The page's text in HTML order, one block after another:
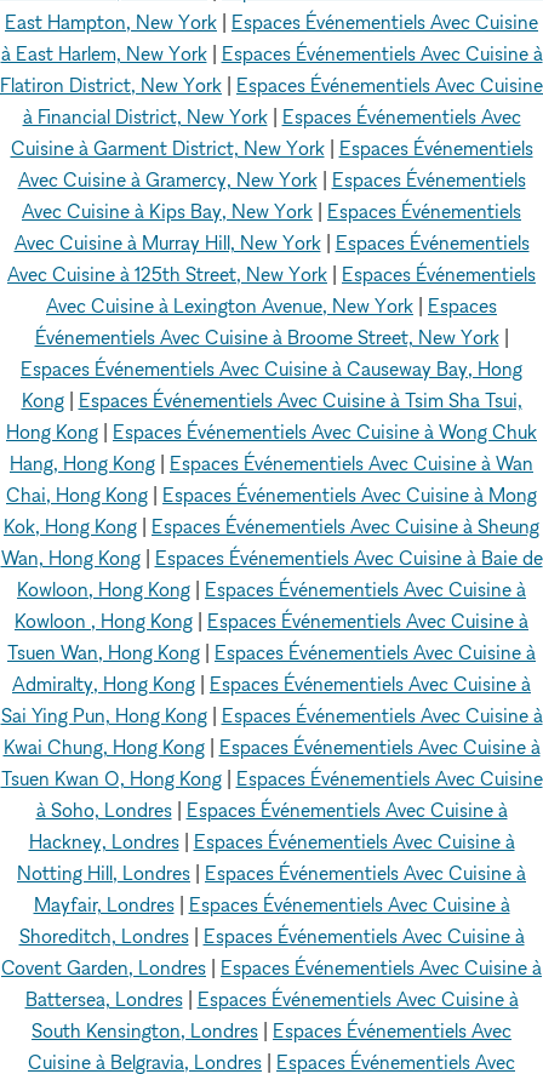
East Hampton, New York
Espaces Événementiels Avec Cuisine
à East Harlem, New York| Espaces Événementiels Avec Cuisine à
Flatiron District, New York
Espaces Événementiels Avec Cuisine
à Financial District, New York| Espaces Événementiels Avec
Cuisine à Garment District, New York| Espaces Événementiels
Avec Cuisine à Gramercy, New York| Espaces Événementiels
Avec Cuisine à Kips Bay, New York
Espaces Événementiels
Avec Cuisine à Murray Hill, New York| Espaces Événementiels
Avec Cuisine à 125th Street, New York
Espaces Événementiels
Avec Cuisine à Lexington Avenue, New York
Espaces
Événementiels Avec Cuisine à Broome Street, New York|
Espaces Événementiels Avec Cuisine à Causeway Bay, Hong
Kong| Espaces Événementiels Avec Cuisine à Tsim Sha Tsui,
Hong Kong
Espaces Événementiels Avec Cuisine à Wong Chuk
Hang, Hong Kong
Espaces Événementiels Avec Cuisine à Wan
Chai, Hong Kong
Espaces Événementiels Avec Cuisine à Mong
Kok, Hong Kong
Espaces Événementiels Avec Cuisine à Sheung
Wan, Hong Kong| Espaces Événementiels Avec Cuisine à Baie de
Kowloon, Hong Kong
Espaces Événementiels Avec Cuisine à
Kowloon , Hong Kong
Espaces Événementiels Avec Cuisine à
Tsuen Wan, Hong Kong
Espaces Événementiels Avec Cuisine à
Admiralty, Hong Kong
Espaces Événementiels Avec Cuisine à
Sai Ying Pun, Hong Kong| Espaces Événementiels Avec Cuisine à
Kwai Chung, Hong Kong| Espaces Événementiels Avec Cuisine à
Tsuen Kwan O, Hong Kong| Espaces Événementiels Avec Cuisine
à Soho, Londres| Espaces Événementiels Avec Cuisine à
Hackney, Londres| Espaces Événementiels Avec Cuisine à
Notting Hill, Londres
Espaces Événementiels Avec Cuisine à
Mayfair, Londres| Espaces Événementiels Avec Cuisine à
Shoreditch, Londres| Espaces Événementiels Avec Cuisine à
Covent Garden, Londres
Espaces Événementiels Avec Cuisine à
Battersea, Londres| Espaces Événementiels Avec Cuisine à
South Kensington, Londres
Espaces Événementiels Avec
Cuisine à Belgravia, Londres
Espaces Événementiels Avec